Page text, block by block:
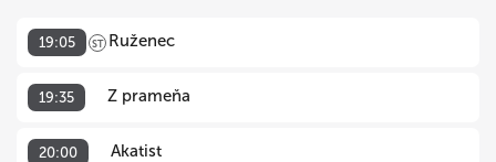
19:05 ST Ruženec
19:35 Z prameňa
20:00 Akatist